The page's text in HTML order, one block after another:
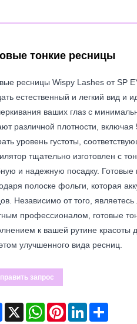
тонкие ресницы
ресницы Wispy Lashes от SP
естественный и легкий вид и
ваших глаз с
различной плотности, включая
уровень густоты,
тщательно изготовлен с
и надежную посадку. Готовые
полоске фольги, которая
Независимо от того,
профессионалом, готовые
к вашей рутине красоты
улучшенного вида ресниц.
запрос
Facebook
X WhatsAppPinterestLinkedInShare